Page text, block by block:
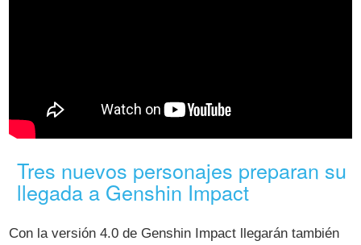
Tres nuevos personajes preparan su
llegada a Genshin Impact
Con la versión 4.0 de Genshin Impact llegarán también